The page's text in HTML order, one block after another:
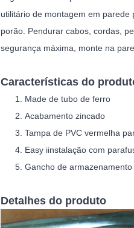
utilitário de montagem em
porão. Pendurar cabos, cordas,
segurança máxima, monte na
Características do
Made de tubo de ferro
Acabamento zincado
Tampa de PVC vermelha
Easy iinstalação com
Gancho de
Detalhes do produto